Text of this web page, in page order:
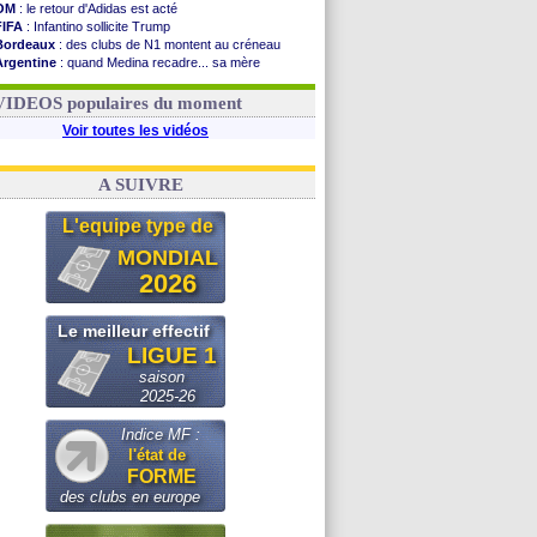
: le retour d'Adidas est acté
: Infantino sollicite Trump
: des clubs de N1 montent au créneau
: quand Medina recadre... sa mère
: Paixão attire un 2e club anglais
populaires du moment
Voir toutes les vidéos
A SUIVRE
L'equipe type de
MONDIAL
2026
Le meilleur effectif
LIGUE 1
saison
2025-26
Indice MF :
l'état de
FORME
des clubs en europe